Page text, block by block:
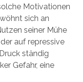
Motivationen
sich an
seiner Mühe
auf repressive
ständig
Gefahr, eine